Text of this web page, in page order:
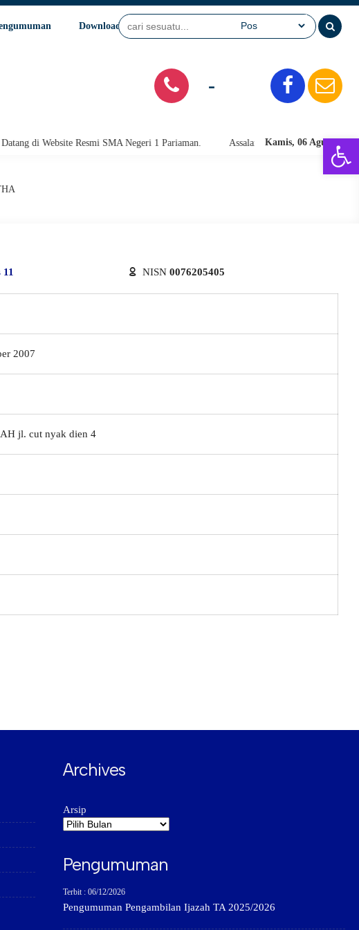
Download Video
-
Kamis, 06 Agu 2026
di Website Resmi SMA Negeri 1 Pariaman. Assalamu'alaikum warahmatullahi
NISN 0076205405
2007
jl. cut nyak dien 4
Archives
Arsip
Pengumuman
Terbit : 06/12/2026
Pengumuman Pengambilan Ijazah TA 2025/2026